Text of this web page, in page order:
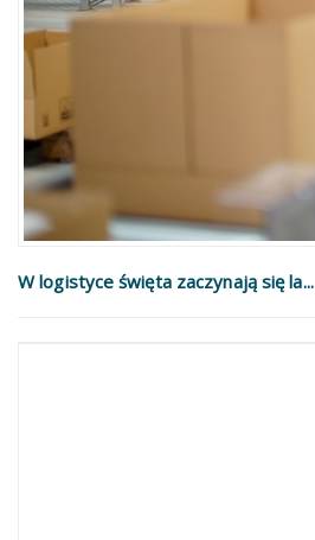
W logistyce święta zaczynają się la...